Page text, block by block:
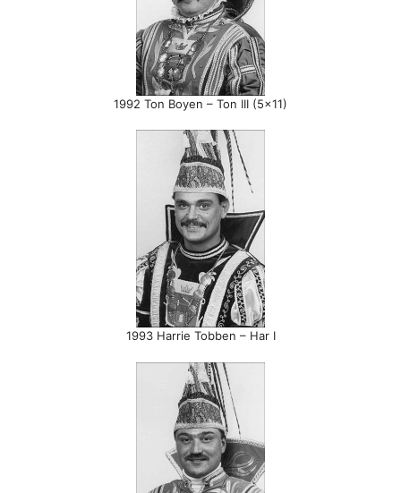
1992 Ton Boyen – Ton III (5×11)
1993 Harrie Tobben – Har I